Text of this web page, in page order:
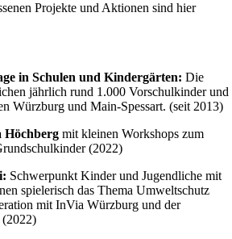
Projekte und Aktionen sind hier
in Schulen und Kindergärten:Die
jährlich rund 1.000 Vorschulkinder und
Würzburg und Main-Spessart. (seit 2013)
Höchbergmit kleinen Workshops zum
(2022)
Schwerpunkt Kinder und Jugendliche mit
spielerisch das Thema Umweltschutz
mit InVia Würzburg und der